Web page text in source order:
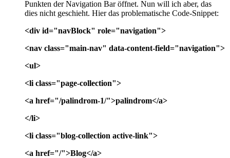
Punkten der Navigation Bar öffnet. Nun will ich aber, das
dies nicht geschieht. Hier das problematische Code-Snippet:
<div id="navBlock" role="navigation">
<nav class="main-nav" data-content-field="navigation">
<ul>
<li class="page-collection">
<a href="/palindrom-1/">palindrom</a>
</li>
<li class="blog-collection active-link">
<a href="/">Blog</a>